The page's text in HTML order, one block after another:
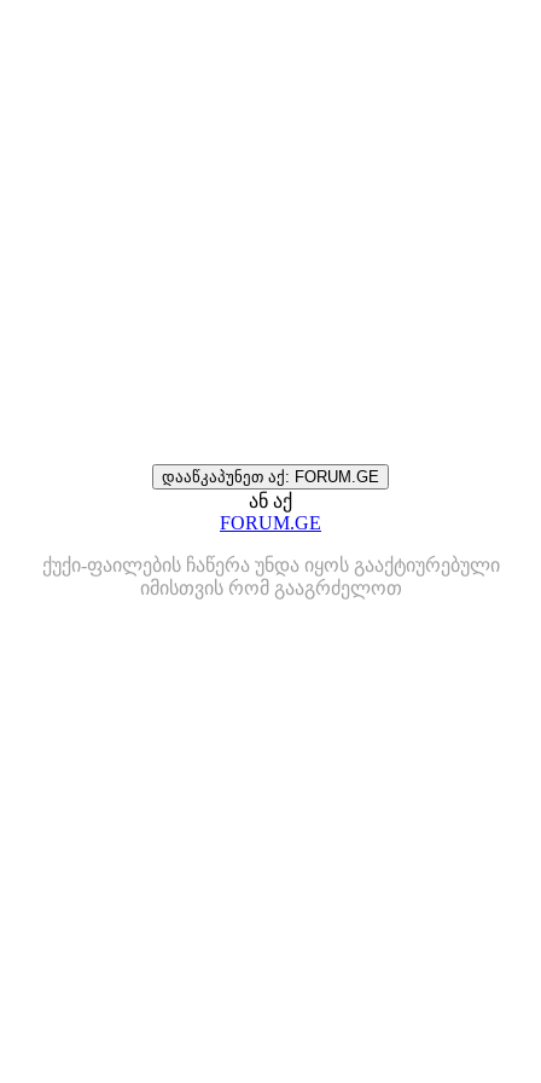
დააწკაპუნეთ აქ: FORUM.GE
ან აქ
FORUM.GE
ქუქი-ფაილების ჩაწერა უნდა იყოს გააქტიურებული
იმისთვის რომ გააგრძელოთ